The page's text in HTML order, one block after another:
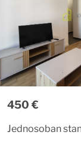
450 €
Jednosoban